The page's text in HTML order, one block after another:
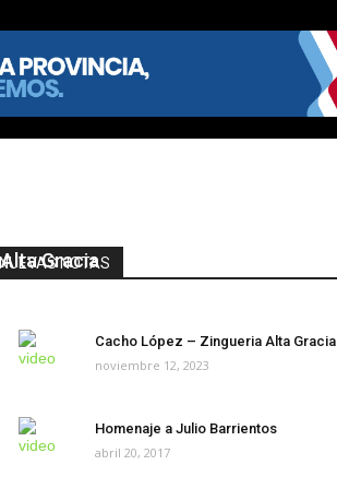
NUEVAS NOTAS
Alta Gracia
Cacho López – Zingueria Alta Gracia
noviembre 12, 2023
Homenaje a Julio Barrientos
abril 20, 2017